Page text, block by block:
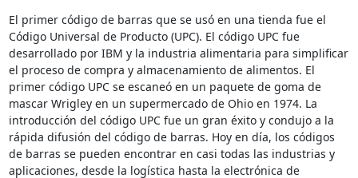
El primer código de barras que se usó en una tienda fue el
Código Universal de Producto (UPC). El código UPC fue
desarrollado por IBM y la industria alimentaria para simplificar
el proceso de compra y almacenamiento de alimentos. El
primer código UPC se escaneó en un paquete de goma de
mascar Wrigley en un supermercado de Ohio en 1974. La
introducción del código UPC fue un gran éxito y condujo a la
rápida difusión del código de barras. Hoy en día, los códigos
de barras se pueden encontrar en casi todas las industrias y
aplicaciones, desde la logística hasta la electrónica de